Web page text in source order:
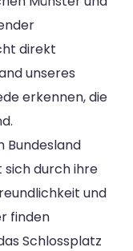
direkt
unseres
erkennen, die
Bundesland
sich durch ihre
und
finden
Schlossplatz